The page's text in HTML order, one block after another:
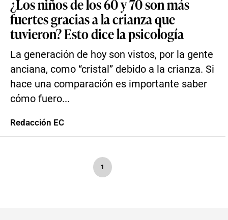
¿Los niños de los 60 y 70 son más
fuertes gracias a la crianza que
tuvieron? Esto dice la psicología
La generación de hoy son vistos, por la gente
anciana, como “cristal” debido a la crianza. Si
hace una comparación es importante saber
cómo fuero...
Redacción EC
1